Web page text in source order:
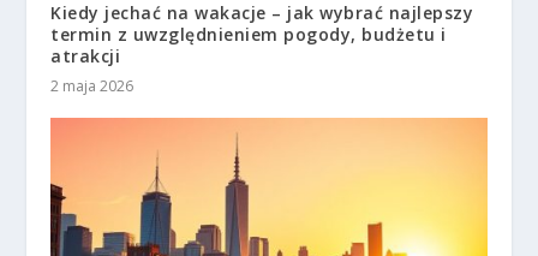
Kiedy jechać na wakacje – jak wybrać najlepszy
termin z uwzględnieniem pogody, budżetu i
atrakcji
2 maja 2026